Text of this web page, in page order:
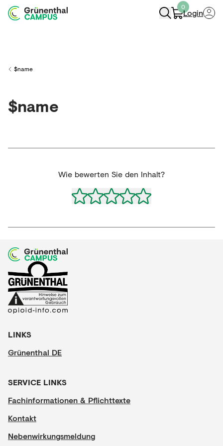
0
Login
Back to
$name
$name
Wie bewerten Sie den Inhalt?
LINKS
Grünenthal DE
SERVICE LINKS
Fachinformationen & Pflichttexte
Kontakt
Nebenwirkungsmeldung